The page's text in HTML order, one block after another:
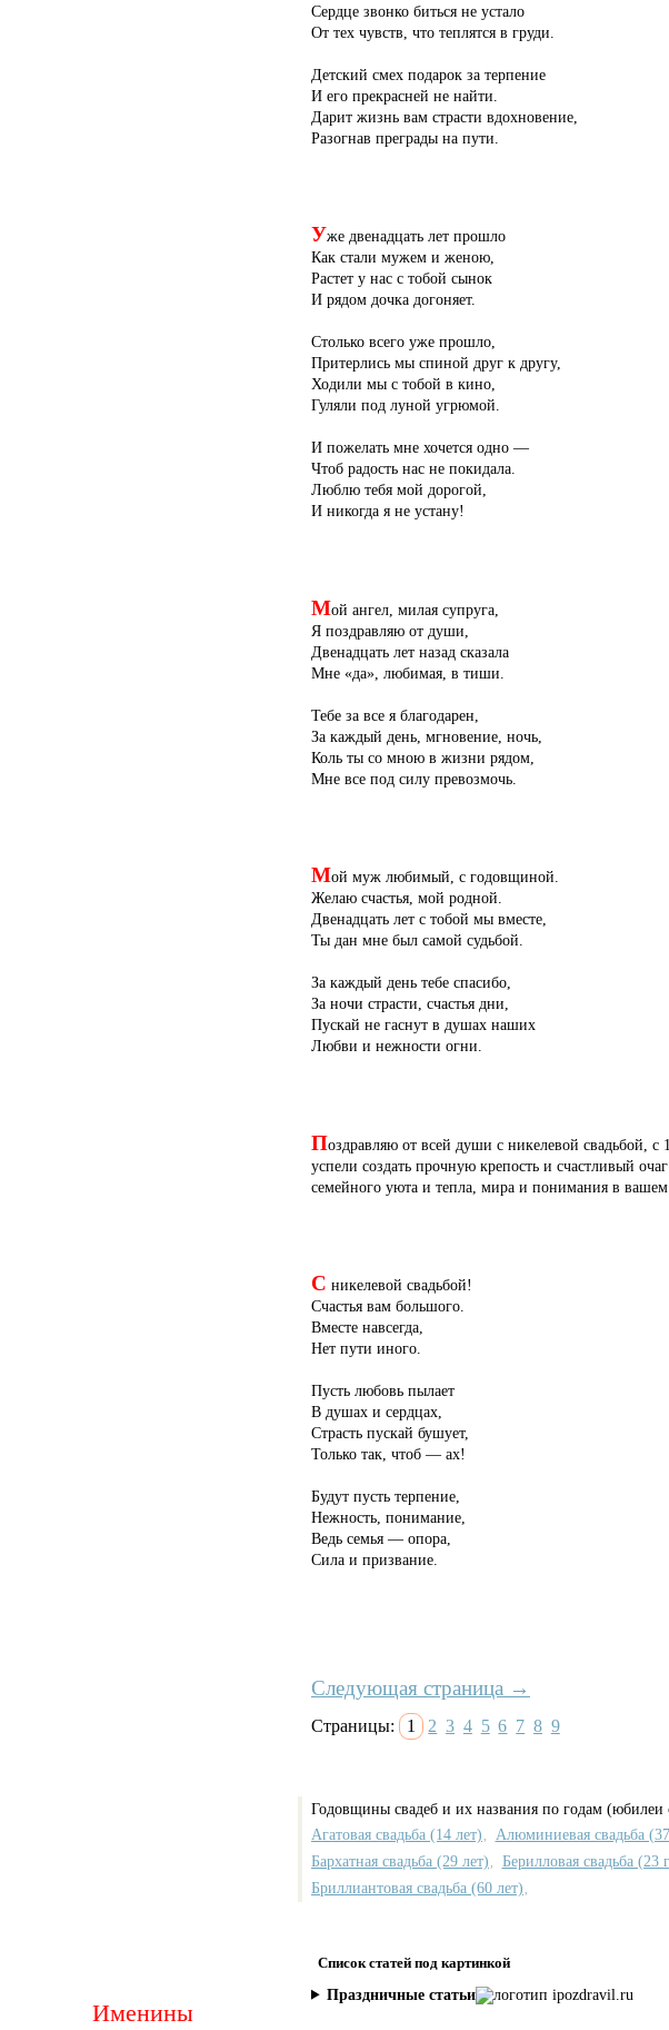
Сердце звонко биться не устало
От тех чувств, что теплятся в груди.
Детский смех подарок за терпение
И его прекрасней не найти.
Дарит жизнь вам страсти вдохновение,
Разогнав преграды на пути.
Уже двенадцать лет прошло
Как стали мужем и женою,
Растет у нас с тобой сынок
И рядом дочка догоняет.
Столько всего уже прошло,
Притерлись мы спиной друг к другу,
Ходили мы с тобой в кино,
Гуляли под луной угрюмой.
И пожелать мне хочется одно —
Чтоб радость нас не покидала.
Люблю тебя мой дорогой,
И никогда я не устану!
Мой ангел, милая супруга,
Я поздравляю от души,
Двенадцать лет назад сказала
Мне «да», любимая, в тиши.
Тебе за все я благодарен,
За каждый день, мгновение, ночь,
Коль ты со мною в жизни рядом,
Мне все под силу превозмочь.
Мой муж любимый, с годовщиной.
Желаю счастья, мой родной.
Двенадцать лет с тобой мы вместе,
Ты дан мне был самой судьбой.
За каждый день тебе спасибо,
За ночи страсти, счастья дни,
Пускай не гаснут в душах наших
Любви и нежности огни.
Поздравляю от всей души с никелевой свадьбой,
успели создать прочную крепость и счастливый
семейного уюта и тепла, мира и понимания в
С никелевой свадьбой!
Счастья вам большого.
Вместе навсегда,
Нет пути иного.
Пусть любовь пылает
В душах и сердцах,
Страсть пускай бушует,
Только так, чтоб — ах!
Будут пусть терпение,
Нежность, понимание,
Ведь семья — опора,
Сила и призвание.
Следующая страница →
Страницы: 1 2 3 4 5 6 7 8 9
Годовщины свадеб и их названия по годам (юбилеи
Агатовая свадьба (14 лет)
Алюминиевая свадьба
Бархатная свадьба (29 лет) Берилловая свадьба (23
Бриллиантовая свадьба (60 лет)
Список статей под картинкой
Праздничные статьи
Именины